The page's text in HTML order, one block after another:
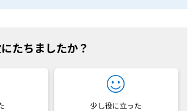
たちましたか？
少し役に立った